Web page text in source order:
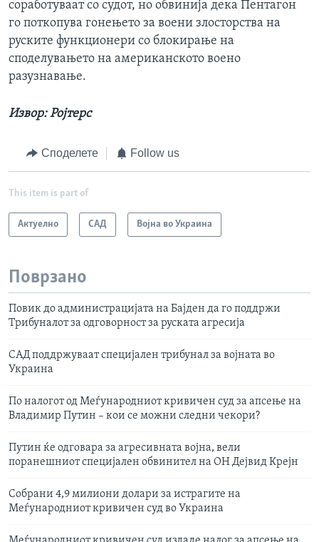
соработуваат со судот, но обвинија дека Пентагон
го поткопува гонењето за воени злосторства на
руските функционери со блокирање на
споделувањето на американското воено
разузнавање.
Извор: Ројтерс
Споделете Follow us
This item is part of
Актуелно САД Војна во Украина
Поврзано
Повик до администрацијата на Бајден да го поддржи
Трибуналот за одговорност за руската агресија
САД поддржуваат специјален трибунал за војната во
Украина
По налогот од Меѓународниот кривичен суд за апсење на
Владимир Путин – кои се можни следни чекори?
Путин ќе одговара за агресивната војна, вели
поранешниот специјален обвинител на ОН Дејвид Крејн
Собрани 4,9 милиони долари за истрагите на
Меѓународниот кривичен суд во Украина